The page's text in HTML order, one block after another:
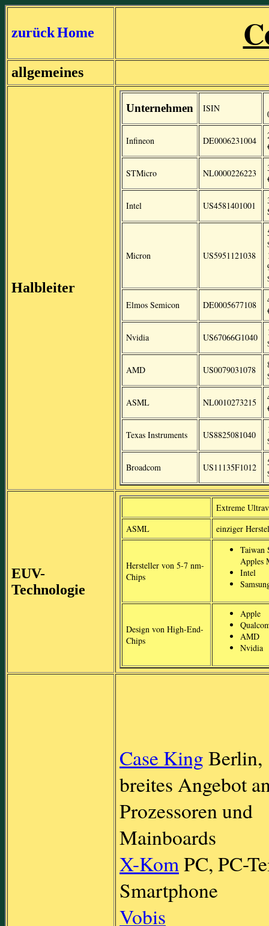
zurückHome
allgemeines
Halbleiter
Unternehmen ISIN
Infineon DE0006231004
STMicro NL0000226223
Intel US4581401001
Micron US5951121038
Elmos Semicon DE0005677108
Nvidia US67066G1040
AMD US0079031078
ASML NL0010273215
Texas Instruments US8825081040
Broadcom US11135F1012
EUV-
Technologie
Extreme
ASML
einziger
Hersteller von 5-7 nm-
Chips
Taiwan
Apples
Intel
Design von High-End-
Chips
Apple
AMD
Nvidia
Case King Berlin,
breites Angebot
Prozessoren und
Mainboards
X-KomPC, PC-
Smartphone
Vobis